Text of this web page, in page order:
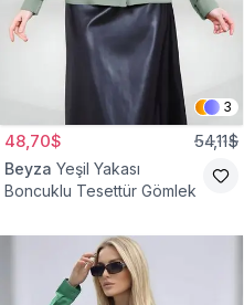
3
48,70$ 54,11$
Beyza Yeşil Yakası
Boncuklu Tesettür Gömlek